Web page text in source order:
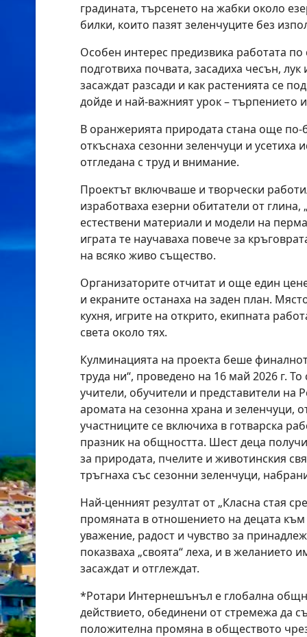
градината, търсенето на жабки около
билки, които пазят зеленчуците без
Особен интерес предизвика работата по
подготвиха почвата, засадиха чесън,
засаждат разсади и как растенията се
дойде и най-важният урок – търпението
В оранжерията природата стана още по-
откъснаха сезонни зеленчуци и усетиха
отгледана с труд и внимание.
Проектът включваше и творчески
изработваха езерни обитатели от глина,
естествени материали и модели на
играта те научаваха повече за
на всяко живо същество.
Организаторите отчитат и още един
и екраните останаха на заден план.
кухня, игрите на открито, екипната
света около тях.
Кулминацията на проекта беше
труда ни“, проведено на 16 май 2026 г.
учители, обучители и представители на
аромата на сезонна храна и зеленчуци,
участниците се включиха в готварска
празник на общността. Шест деца
за природата, пчелите и животинския
тръгнаха със сезонни зеленчуци,
Най-ценният резултат от „Класна стая
промяната в отношението на децата
уважение, радост и чувство за
показваха „своята“ леха, и в желанието
засаждат и отглеждат.
*Ротари Интернешънъл е глобална
действието, обединени от стремежа да
положителна промяна в обществото